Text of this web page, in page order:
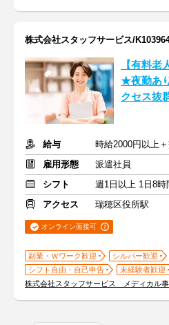
株式会社スタッフサービス/
【有料老
★夜勤あ
クセス抜
給与
時給2000円以上
雇用形態
派遣社員
シフト
週1日以上 1日8時
アクセス
瑞穂区役所駅
オンライン面接可
副業・Ｗワーク歓迎 シルバー歓迎
シフト自由・自己申告
未経験者歓迎
株式会社スタッフサービス メディカル